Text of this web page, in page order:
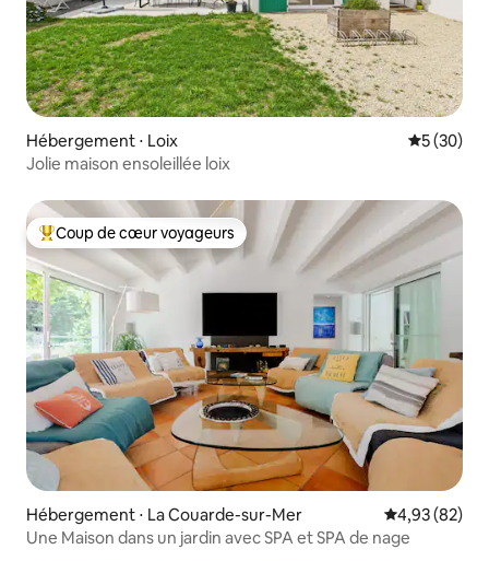
Hébergement ⋅ Loix
5 (30)
Jolie maison ensoleillée loix
Coups de cœur voyageurs les plus appréciés
Coup de cœur voyageurs
Hébergement ⋅ La Couarde-sur-Mer Évaluation
4,93 (82)
Une Maison dans un jardin avec SPA et SPA de nage